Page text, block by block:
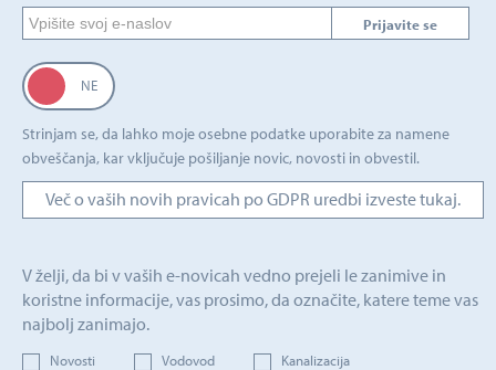
Prijavite se
Strinjam se, da lahko moje osebne podatke uporabite za namene
obveščanja, kar vključuje pošiljanje novic, novosti in obvestil.
Več o vaših novih pravicah po GDPR uredbi izveste tukaj.
V želji, da bi v vaših e-novicah vedno prejeli le zanimive in
koristne informacije, vas prosimo, da označite, katere teme vas
najbolj zanimajo.
Novosti Vodovod
Kanalizacija